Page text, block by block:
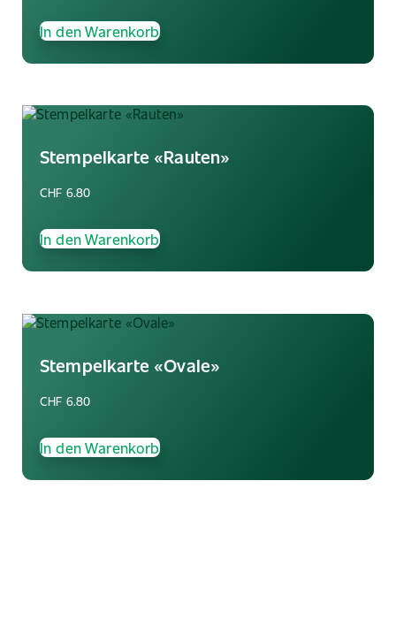
In den Warenkorb
Stempelkarte «Rauten»
CHF 6.80
In den Warenkorb
Stempelkarte «Ovale»
CHF 6.80
In den Warenkorb